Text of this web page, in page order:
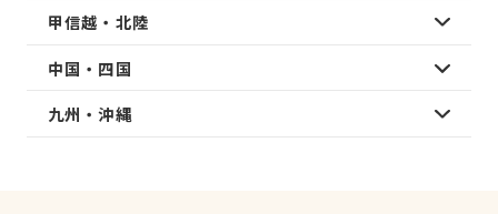
甲信越・北陸
中国・四国
九州・沖縄